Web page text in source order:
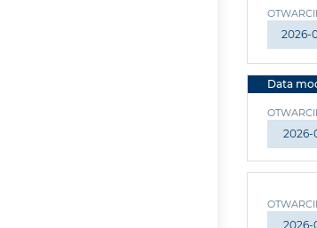
2026-
Data
2026-
2026-